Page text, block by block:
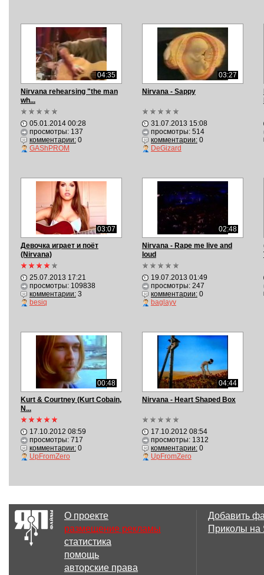
04:35
Nirvana rehearsing "the man
wh...
05.01.2014 00:28
просмотры: 137
комментарии:0
GAShPROM
03:27
Nirvana - Sappy
31.07.2013 15:08
просмотры: 514
комментарии:0
DeGizard
03:07
Девочка играет и поёт
(Nirvana)
25.07.2013 17:21
просмотры: 109838
комментарии:3
besiq
02:48
Nirvana - Rape me live and
loud
19.07.2013 01:49
просмотры: 247
комментарии:0
baglayv
00:48
Kurt & Courtney (Kurt Cobain,
N...
17.10.2012 08:59
просмотры: 717
комментарии:0
UpFromZero
04:44
Nirvana - Heart Shaped Box
17.10.2012 08:54
просмотры: 1312
комментарии:0
UpFromZero
О проекте
размещение рекламы
статистика
помощь
авторские права
Добавить
Приколы